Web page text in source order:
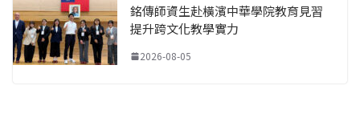
銘傳師資生赴橫濱中華學院教育見習
提升跨文化教學實力
2026-08-05